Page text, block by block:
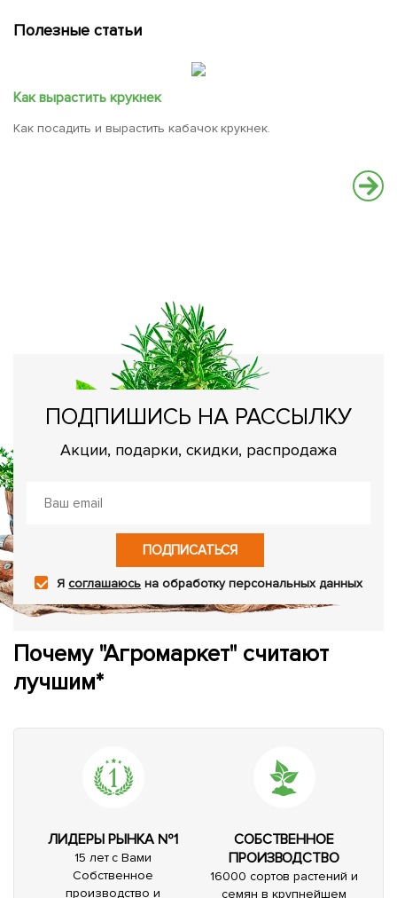
Полезные статьи
Как вырастить крукнек
Как посадить и вырастить кабачок крукнек.
ПОДПИШИСЬ НА РАССЫЛКУ
Акции, подарки, скидки, распродажа
ПОДПИСАТЬСЯ
Ясоглашаюсь на обработку персональных данных
Почему "Агромаркет" считают
лучшим*
ЛИДЕРЫ РЫНКА №1
15 лет с Вами
Собственное
производство и
СОБСТВЕННОЕ
ПРОИЗВОДСТВО
16000 сортов растений и
семян в крупнейшем